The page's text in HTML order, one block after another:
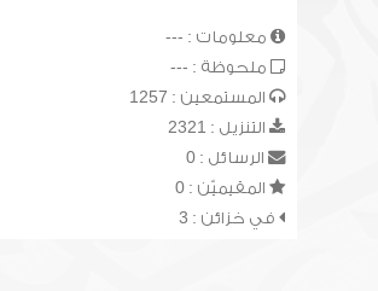
معلومات : ---
ملحوظة : ---
المستمعين : 1257
التنزيل : 2321
الرسائل : 0
المقيميّن : 0
في خزائن : 3